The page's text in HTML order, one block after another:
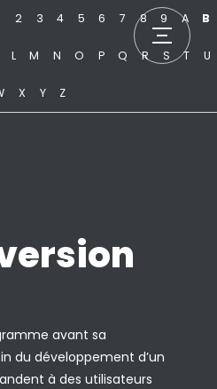
2 3 4 5 6 7 8 9 A B
L M N O P Q R S T U
X Y Z
avant sa
du développement d’un
à des utilisateurs